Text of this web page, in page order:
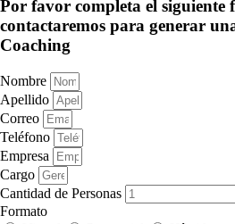
Por favor completa el siguiente
contactaremos para generar
Coaching
Nombre
Apellido
Correo
Teléfono
Empresa
Cargo
Cantidad de Personas
Formato